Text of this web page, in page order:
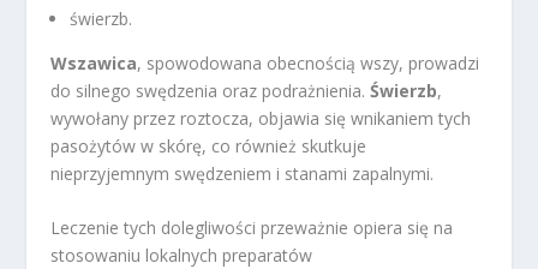
świerzb.
Wszawica, spowodowana obecnością wszy, prowadzi
do silnego swędzenia oraz podrażnienia.Świerzb,
wywołany przez roztocza, objawia się wnikaniem tych
pasożytów w skórę, co również skutkuje
nieprzyjemnym swędzeniem i stanami zapalnymi.
Leczenie tych dolegliwości przeważnie opiera się na
stosowaniu lokalnych preparatów